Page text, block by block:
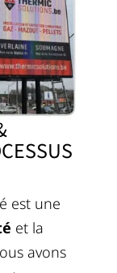
est une
et la
avons